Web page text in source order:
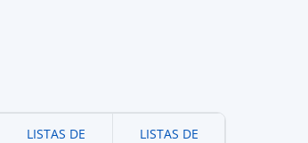
LISTAS DE
LISTAS DE